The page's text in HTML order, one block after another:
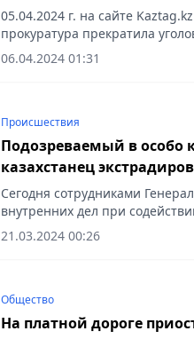
05.04.2024 г. на сайте
прокуратура прекратила
Дариги Назарбаевой БЦ»,
надзорного...
06.04.2024 01:31
Происшествия
Подозреваемый в особо
казахстанец
Сегодня сотрудниками
внутренних дел при
Казахстана из Объединенных
подозреваемый «Ш»...
21.03.2024 00:26
Общество
На платной дороге